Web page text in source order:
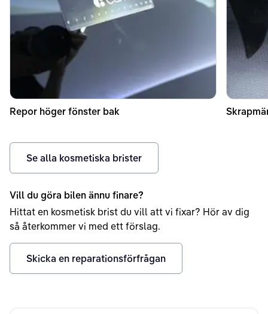
Repor höger fönster bak
Se alla kosmetiska brister
Vill du göra bilen ännu finare?
Hittat en kosmetisk brist du vill att vi fixar? Hör av dig
så återkommer vi med ett förslag.
Skicka en reparationsförfrågan